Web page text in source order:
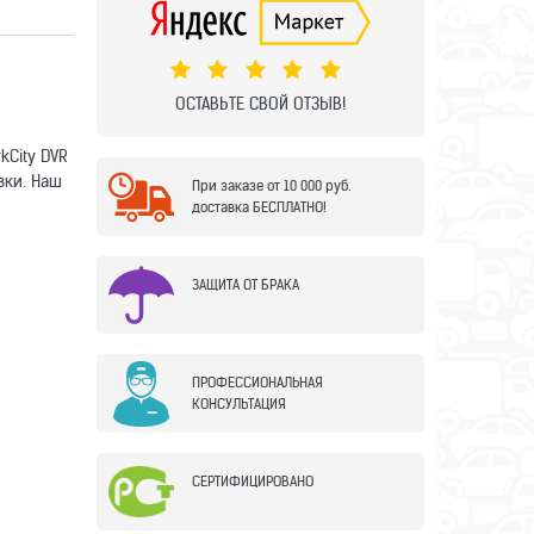
DVR
Наш
ОСТАВЬТЕ СВОЙ ОТЗЫВ!
При заказе от 10 000 руб.
доставка БЕСПЛАТНО!
ЗАЩИТА ОТ БРАКА
ПРОФЕССИОНАЛЬНАЯ
КОНСУЛЬТАЦИЯ
СЕРТИФИЦИРОВАНО